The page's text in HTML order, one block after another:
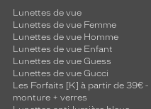
Lunettes de vue
Lunettes de vue Femme
Lunettes de vue Homme
Lunettes de vue Enfant
Lunettes de vue Guess
Lunettes de vue Gucci
Les Forfaits [K] à partir de 39€ -
monture + verres